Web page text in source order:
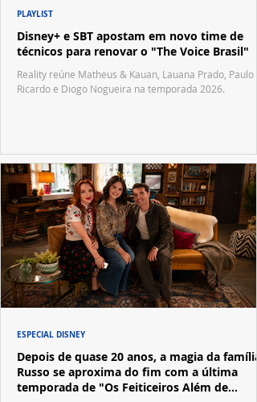
Disney+ e SBT apostam em novo time de
técnicos para renovar o "The Voice Brasil"
Reality reúne Matheus & Kauan, Lauana Prado, Paulo
Ricardo e Diogo Nogueira na temporada 2026.
PLAYLIST
Depois de quase 20 anos, a magia da família
Russo se aproxima do fim com a última
temporada de "Os Feiticeiros Além de
ESPECIAL DISNEY